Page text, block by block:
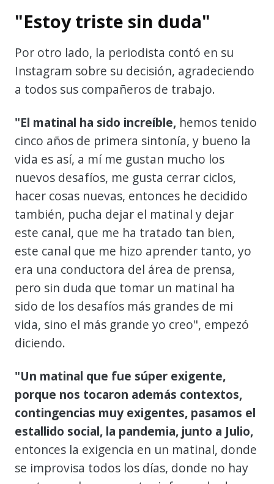
"Estoy triste sin duda"
Por otro lado, la periodista contó en su
Instagram sobre su decisión, agradeciendo
a todos sus compañeros de trabajo.
"El matinal ha sido increíble, hemos tenido
cinco años de primera sintonía, y bueno la
vida es así, a mí me gustan mucho los
nuevos desafíos, me gusta cerrar ciclos,
hacer cosas nuevas, entonces he decidido
también, pucha dejar el matinal y dejar
este canal, que me ha tratado tan bien,
este canal que me hizo aprender tanto, yo
era una conductora del área de prensa,
pero sin duda que tomar un matinal ha
sido de los desafíos más grandes de mi
vida, sino el más grande yo creo", empezó
diciendo.
"Un matinal que fue súper exigente,
porque nos tocaron además contextos,
contingencias muy exigentes, pasamos el
estallido social, la pandemia, junto a Julio,
entonces la exigencia en un matinal, donde
se improvisa todos los días, donde no hay